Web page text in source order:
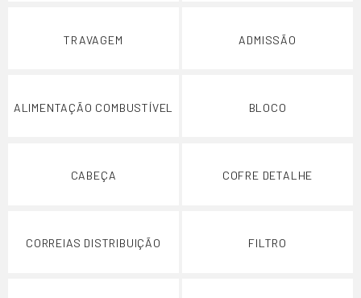
TRAVAGEM ADMISSÃO
ALIMENTAÇÃO COMBUSTÍVEL BLOCO
CABEÇA COFRE DETALHE
CORREIAS DISTRIBUIÇÃO FILTRO